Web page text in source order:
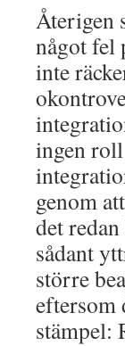
Återigen
något fel
inte
ingen
genom
det
sådant
större
eftersom
stämpel: